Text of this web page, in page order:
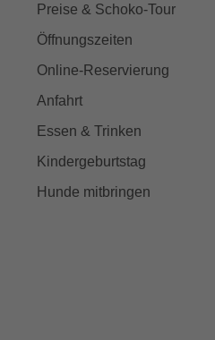
Preise & Schoko-Tour
Öffnungszeiten
Online-Reservierung
Anfahrt
Essen & Trinken
Kindergeburtstag
Hunde mitbringen